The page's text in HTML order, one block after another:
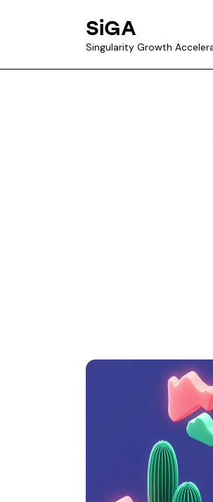
SiGA
Singularity Growth